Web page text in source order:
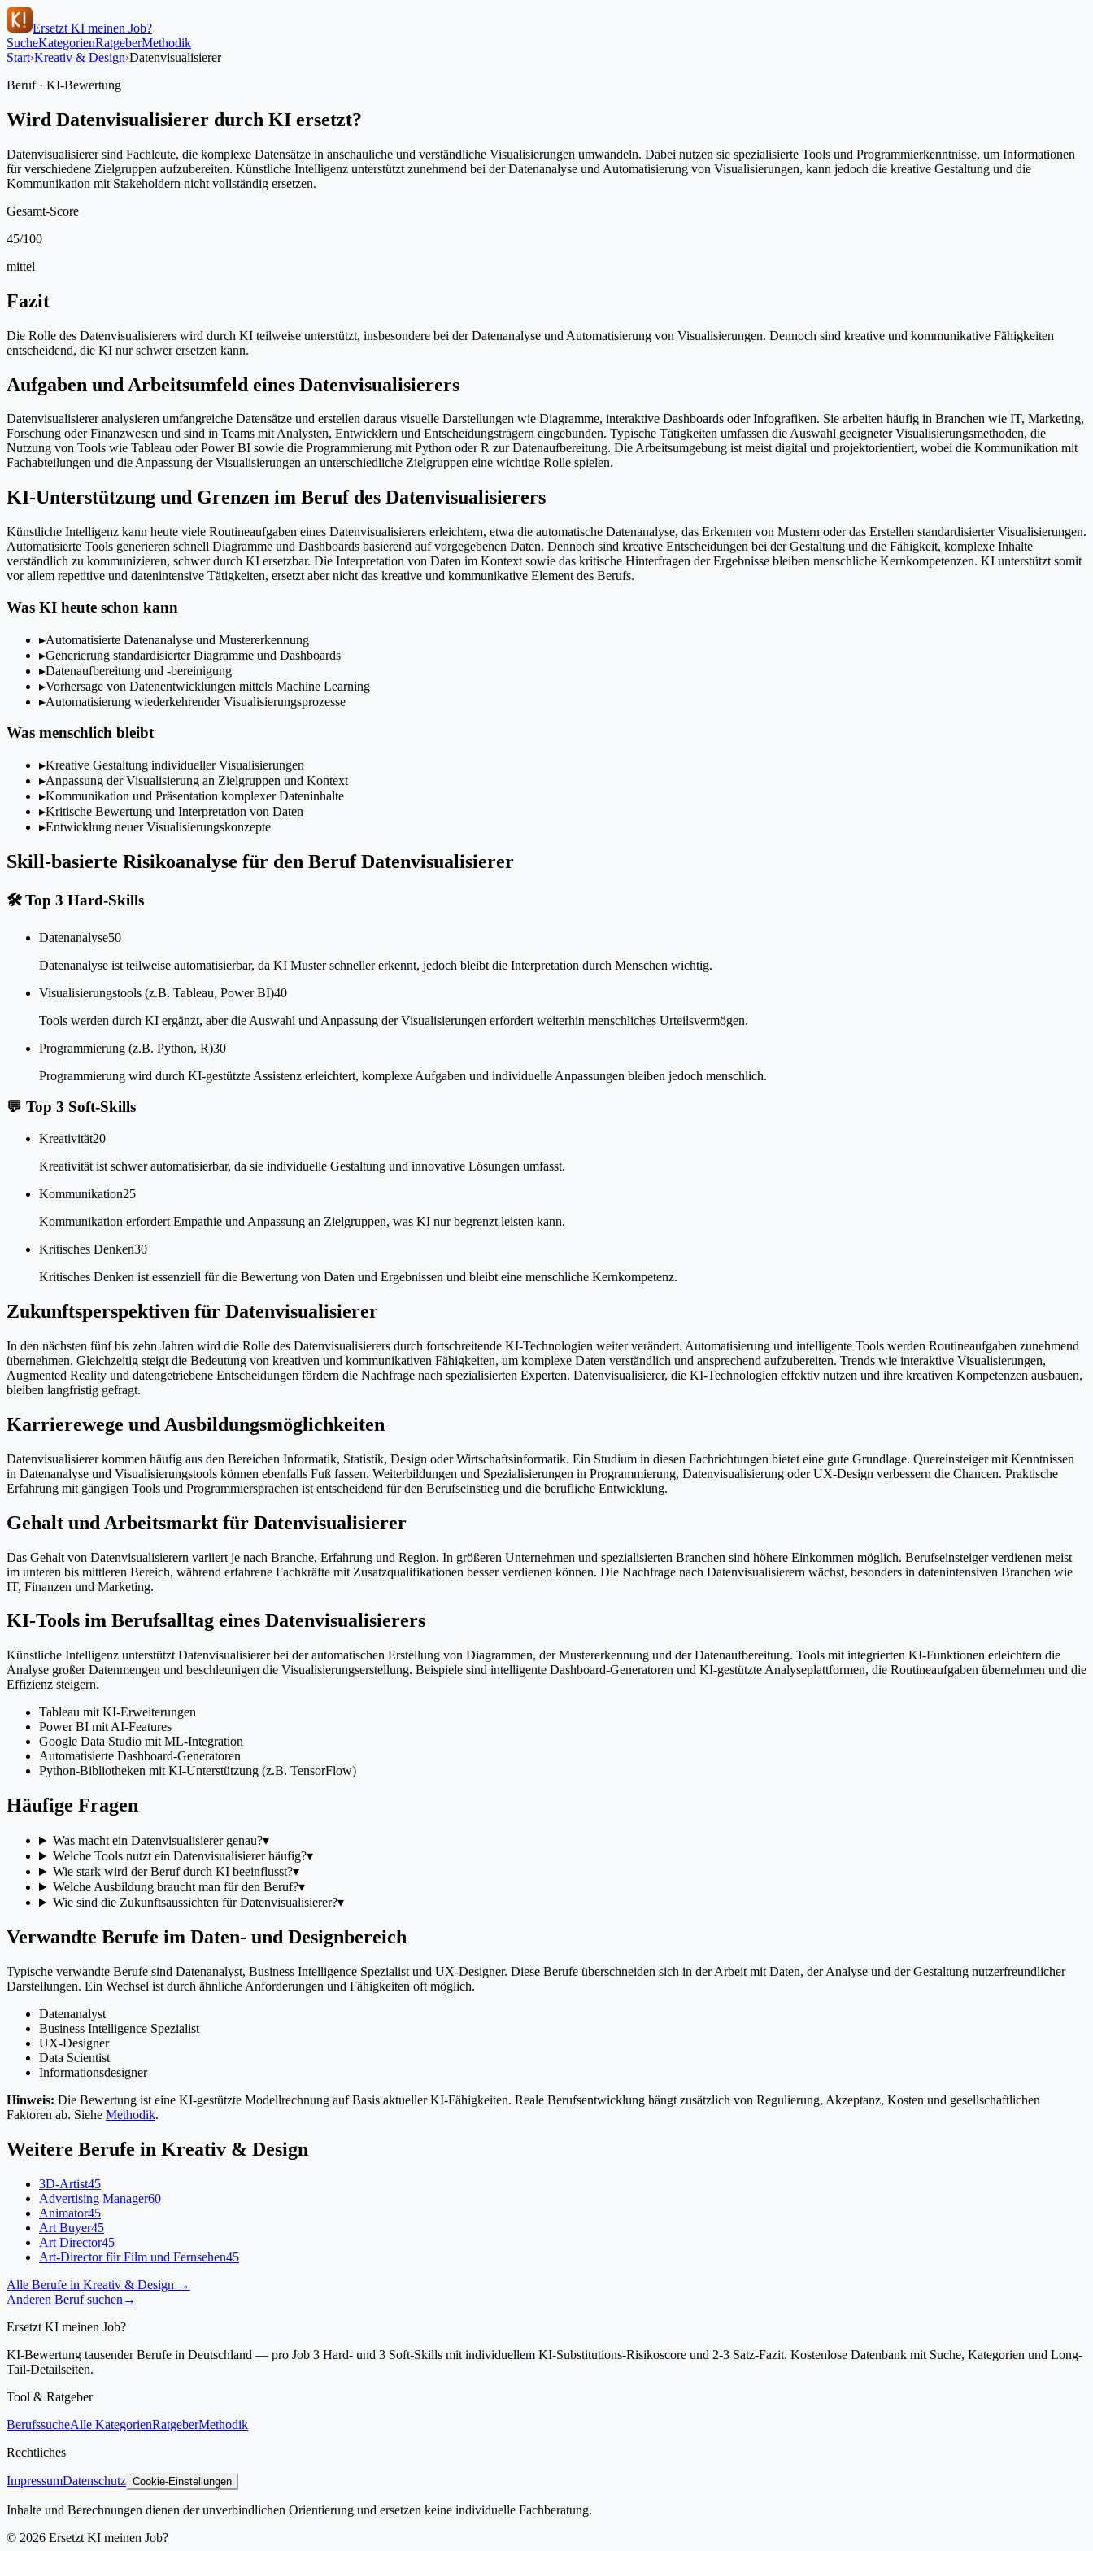
Ersetzt KI meinen Job?
SucheKategorienRatgeberMethodik
Start›Kreativ & Design›Datenvisualisierer
Beruf · KI-Bewertung
Wird Datenvisualisierer durch KI ersetzt?
Datenvisualisierer sind Fachleute, die komplexe Datensätze in anschauliche und verständliche Visualisierungen umwandeln. Dabei nutzen sie spezialisierte Tools und Programmierkenntnisse, um Informationen
für verschiedene Zielgruppen aufzubereiten. Künstliche Intelligenz unterstützt zunehmend bei der Datenanalyse und Automatisierung von Visualisierungen, kann jedoch die kreative Gestaltung und die
Kommunikation mit Stakeholdern nicht vollständig ersetzen.
Gesamt-Score
45/100
mittel
Fazit
Die Rolle des Datenvisualisierers wird durch KI teilweise unterstützt, insbesondere bei der Datenanalyse und Automatisierung von Visualisierungen. Dennoch sind kreative und kommunikative Fähigkeiten
entscheidend, die KI nur schwer ersetzen kann.
Aufgaben und Arbeitsumfeld eines Datenvisualisierers
Datenvisualisierer analysieren umfangreiche Datensätze und erstellen daraus visuelle Darstellungen wie Diagramme, interaktive Dashboards oder Infografiken. Sie arbeiten häufig in Branchen wie IT, Marketing,
Forschung oder Finanzwesen und sind in Teams mit Analysten, Entwicklern und Entscheidungsträgern eingebunden. Typische Tätigkeiten umfassen die Auswahl geeigneter Visualisierungsmethoden, die
Nutzung von Tools wie Tableau oder Power BI sowie die Programmierung mit Python oder R zur Datenaufbereitung. Die Arbeitsumgebung ist meist digital und projektorientiert, wobei die Kommunikation mit
Fachabteilungen und die Anpassung der Visualisierungen an unterschiedliche Zielgruppen eine wichtige Rolle spielen.
KI-Unterstützung und Grenzen im Beruf des Datenvisualisierers
Künstliche Intelligenz kann heute viele Routineaufgaben eines Datenvisualisierers erleichtern, etwa die automatische Datenanalyse, das Erkennen von Mustern oder das Erstellen standardisierter Visualisierungen.
Automatisierte Tools generieren schnell Diagramme und Dashboards basierend auf vorgegebenen Daten. Dennoch sind kreative Entscheidungen bei der Gestaltung und die Fähigkeit, komplexe Inhalte
verständlich zu kommunizieren, schwer durch KI ersetzbar. Die Interpretation von Daten im Kontext sowie das kritische Hinterfragen der Ergebnisse bleiben menschliche Kernkompetenzen. KI unterstützt somit
vor allem repetitive und datenintensive Tätigkeiten, ersetzt aber nicht das kreative und kommunikative Element des Berufs.
Was KI heute schon kann
▸Automatisierte Datenanalyse und Mustererkennung
▸Generierung standardisierter Diagramme und Dashboards
▸Datenaufbereitung und -bereinigung
▸Vorhersage von Datenentwicklungen mittels Machine Learning
▸Automatisierung wiederkehrender Visualisierungsprozesse
Was menschlich bleibt
▸Kreative Gestaltung individueller Visualisierungen
▸Anpassung der Visualisierung an Zielgruppen und Kontext
▸Kommunikation und Präsentation komplexer Dateninhalte
▸Kritische Bewertung und Interpretation von Daten
▸Entwicklung neuer Visualisierungskonzepte
Skill-basierte Risikoanalyse für den Beruf Datenvisualisierer
🛠Top 3 Hard-Skills
Datenanalyse50
Datenanalyse ist teilweise automatisierbar, da KI Muster schneller erkennt, jedoch bleibt die Interpretation durch Menschen wichtig.
Visualisierungstools (z.B. Tableau, Power BI)40
Tools werden durch KI ergänzt, aber die Auswahl und Anpassung der Visualisierungen erfordert weiterhin menschliches Urteilsvermögen.
Programmierung (z.B. Python, R)30
Programmierung wird durch KI-gestützte Assistenz erleichtert, komplexe Aufgaben und individuelle Anpassungen bleiben jedoch menschlich.
💬 Top 3 Soft-Skills
Kreativität20
Kreativität ist schwer automatisierbar, da sie individuelle Gestaltung und innovative Lösungen umfasst.
Kommunikation25
Kommunikation erfordert Empathie und Anpassung an Zielgruppen, was KI nur begrenzt leisten kann.
Kritisches Denken30
Kritisches Denken ist essenziell für die Bewertung von Daten und Ergebnissen und bleibt eine menschliche Kernkompetenz.
Zukunftsperspektiven für Datenvisualisierer
In den nächsten fünf bis zehn Jahren wird die Rolle des Datenvisualisierers durch fortschreitende KI-Technologien weiter verändert. Automatisierung und intelligente Tools werden Routineaufgaben zunehmend
übernehmen. Gleichzeitig steigt die Bedeutung von kreativen und kommunikativen Fähigkeiten, um komplexe Daten verständlich und ansprechend aufzubereiten. Trends wie interaktive Visualisierungen,
Augmented Reality und datengetriebene Entscheidungen fördern die Nachfrage nach spezialisierten Experten. Datenvisualisierer, die KI-Technologien effektiv nutzen und ihre kreativen Kompetenzen ausbauen,
bleiben langfristig gefragt.
Karrierewege und Ausbildungsmöglichkeiten
Datenvisualisierer kommen häufig aus den Bereichen Informatik, Statistik, Design oder Wirtschaftsinformatik. Ein Studium in diesen Fachrichtungen bietet eine gute Grundlage. Quereinsteiger mit Kenntnissen
in Datenanalyse und Visualisierungstools können ebenfalls Fuß fassen. Weiterbildungen und Spezialisierungen in Programmierung, Datenvisualisierung oder UX-Design verbessern die Chancen. Praktische
Erfahrung mit gängigen Tools und Programmiersprachen ist entscheidend für den Berufseinstieg und die berufliche Entwicklung.
Gehalt und Arbeitsmarkt für Datenvisualisierer
Das Gehalt von Datenvisualisierern variiert je nach Branche, Erfahrung und Region. In größeren Unternehmen und spezialisierten Branchen sind höhere Einkommen möglich. Berufseinsteiger verdienen meist
im unteren bis mittleren Bereich, während erfahrene Fachkräfte mit Zusatzqualifikationen besser verdienen können. Die Nachfrage nach Datenvisualisierern wächst, besonders in datenintensiven Branchen wie
IT, Finanzen und Marketing.
KI-Tools im Berufsalltag eines Datenvisualisierers
Künstliche Intelligenz unterstützt Datenvisualisierer bei der automatischen Erstellung von Diagrammen, der Mustererkennung und der Datenaufbereitung. Tools mit integrierten KI-Funktionen erleichtern die
Analyse großer Datenmengen und beschleunigen die Visualisierungserstellung. Beispiele sind intelligente Dashboard-Generatoren und KI-gestützte Analyseplattformen, die Routineaufgaben übernehmen und die
Effizienz steigern.
Tableau mit KI-Erweiterungen
Power BI mit AI-Features
Google Data Studio mit ML-Integration
Automatisierte Dashboard-Generatoren
Python-Bibliotheken mit KI-Unterstützung (z.B. TensorFlow)
Häufige Fragen
Was macht ein Datenvisualisierer genau?▾
Welche Tools nutzt ein Datenvisualisierer häufig?▾
Wie stark wird der Beruf durch KI beeinflusst?▾
Welche Ausbildung braucht man für den Beruf?▾
Wie sind die Zukunftsaussichten für Datenvisualisierer?▾
Verwandte Berufe im Daten- und Designbereich
Typische verwandte Berufe sind Datenanalyst, Business Intelligence Spezialist und UX-Designer. Diese Berufe überschneiden sich in der Arbeit mit Daten, der Analyse und der Gestaltung nutzerfreundlicher
Darstellungen. Ein Wechsel ist durch ähnliche Anforderungen und Fähigkeiten oft möglich.
Datenanalyst
Business Intelligence Spezialist
UX-Designer
Data Scientist
Informationsdesigner
Hinweis: Die Bewertung ist eine KI-gestützte Modellrechnung auf Basis aktueller KI-Fähigkeiten. Reale Berufsentwicklung hängt zusätzlich von Regulierung, Akzeptanz, Kosten und gesellschaftlichen
Faktoren ab. Siehe Methodik.
Weitere Berufe in Kreativ & Design
3D-Artist45
Advertising Manager60
Animator45
Art Buyer45
Art Director45
Art-Director für Film und Fernsehen45
Alle Berufe in Kreativ & Design →
Anderen Beruf suchen →
Ersetzt KI meinen Job?
KI-Bewertung tausender Berufe in Deutschland — pro Job 3 Hard- und 3 Soft-Skills mit individuellem KI-Substitutions-Risikoscore und 2-3 Satz-Fazit. Kostenlose Datenbank mit Suche, Kategorien und Long-
Tail-Detailseiten.
Tool & Ratgeber
BerufssucheAlle KategorienRatgeberMethodik
Rechtliches
ImpressumDatenschutz Cookie-Einstellungen
Inhalte und Berechnungen dienen der unverbindlichen Orientierung und ersetzen keine individuelle Fachberatung.
© 2026 Ersetzt KI meinen Job?